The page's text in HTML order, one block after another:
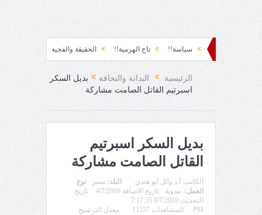
نشوة!! سياسة!! تاج الهرمية!! الحقيقة والفجيعة!! لِقاءُ في المَطَرِ!
المفاجئ!
الرئيسية البدانة والنحافة
بديل السكر
اسبرتيم القاتل الصامت مشاركة
بديل السكر اسبرتيم
القاتل الصامت مشاركة
الكاتب: أ.د وائل أبو هندي البلد: مصر
نوع
العمل: مدونة تاريخ الاضافة 4/7/2009
تاريخ
التحديث 9/7/2019 7:17:35
PM
المشاهدات 11557 معدل الترشيح